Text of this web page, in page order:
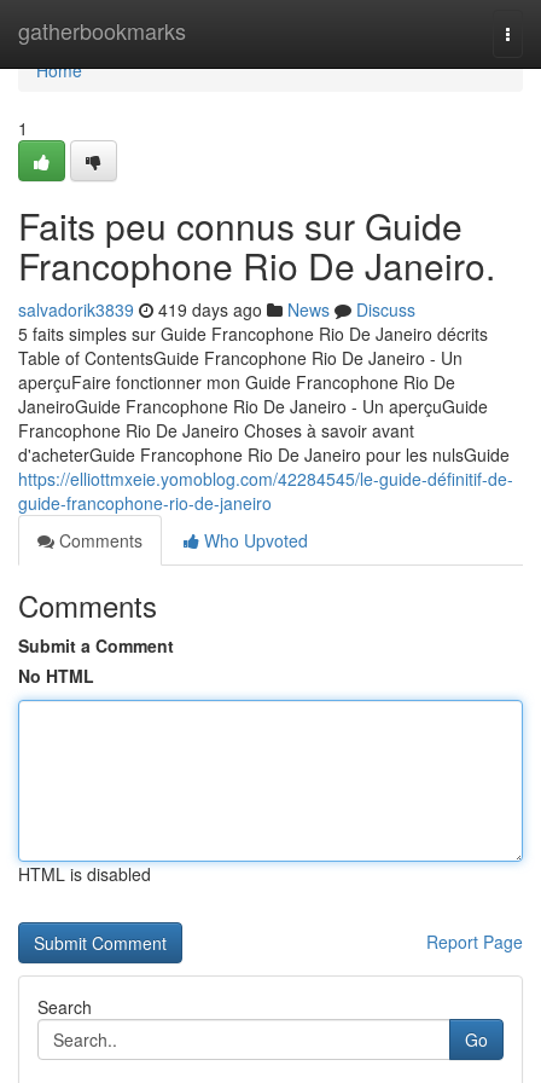
gatherbookmarks
Home
Home
1
Faits peu connus sur Guide
Francophone Rio De Janeiro.
salvadorik3839 419 days ago News
Discuss
5 faits simples sur Guide Francophone Rio De Janeiro décrits
Table of ContentsGuide Francophone Rio De Janeiro - Un
aperçuFaire fonctionner mon Guide Francophone Rio De
JaneiroGuide Francophone Rio De Janeiro - Un aperçuGuide
Francophone Rio De Janeiro Choses à savoir avant
d'acheterGuide Francophone Rio De Janeiro pour les nulsGuide
https://elliottmxeie.yomoblog.com/42284545/le-guide-définitif-de-
guide-francophone-rio-de-janeiro
Comments
Who Upvoted
Comments
Submit a Comment
No HTML
HTML is disabled
Report Page
Search
Go